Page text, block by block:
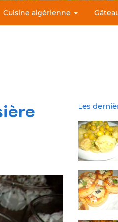
Cuisine algérienne
Les